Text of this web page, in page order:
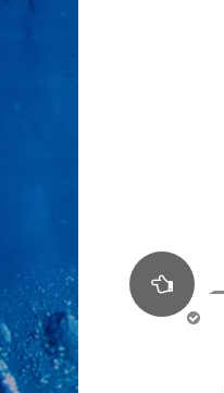
lotio machina,
et portatilis, operatio